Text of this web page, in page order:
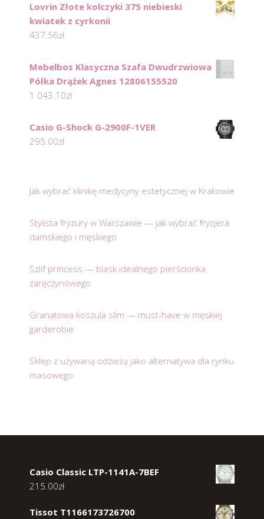
Lovrin Złote kolczyki 375 niebieski
kwiatek z cyrkonii
437.56zł
Mebelbos Klasyczna Szafa Dwudrzwiowa
Półka Drążek Agnes 12806155520
1 043.10zł
Casio G-Shock G-2900F-1VER
295.00zł
Jak wybrać klinikę medycyny estetycznej w Krakowie
Stylista fryzury w Warszawie — jak wybrać fryzjera
damskiego i męskiego
Szlif princess — blask idealnego pierścionka
zaręczynowego
Granatowa koszula slim — must-have w męskiej
garderobie
Sklep z używaną odzieżą jako alternatywa dla rynku
masowego
Casio Classic LTP-1141A-7BEF
215.00zł
Tissot T1166173726700